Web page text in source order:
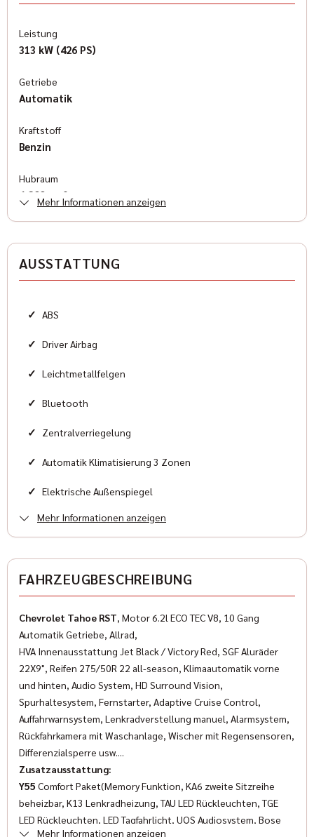
Leistung
313 kW (426 PS)
Getriebe
Automatik
Kraftstoff
Benzin
Hubraum
6.200 cm³
Allradantrieb
Geländewagen
Kilometerstand
Neu
Farbe
Farbe (Hersteller)
AUSSTATTUNG
Anzahl der Türen
4/5
Anzahl Sitzplätze
Innenfarbe
Schwarz
Innenausstattung
Mehr Informationen anzeigen
AUSSTATTUNG
✓ ABS
✓ Driver Airbag
✓ Leichtmetallfelgen
✓ Bluetooth
✓ Zentralverriegelung
✓ Automatik Klimatisierung 3 Zonen
✓ Elektrische Außenspiegel
✓ Elektrische Fensterheber
✓ Wegfahrsperre
✓ LED-Scheinwerfer
✓ Servolenkung
Traktionskontrolle
✓ Lederlenkrad
✓ Reifendruckkontrolle
✓ Getönte Scheiben
✓ Navigationssystem
Mehr Informationen anzeigen
FAHRZEUGBESCHREIBUNG
Chevrolet Tahoe RST, Motor 6.2l ECO TEC V8, 10 Gang
Automatik Getriebe, Allrad,
HVA Innenausstattung Jet Black / Victory Red, SGF Aluräder
22X9", Reifen 275/50R 22 all-season, Klimaautomatik vorne
und hinten, Audio System, HD Surround Vision,
Spurhaltesystem, Fernstarter, Adaptive Cruise Control,
Auffahrwarnsystem, Lenkradverstellung manuel, Alarmsystem,
Rückfahrkamera mit Waschanlage, Wischer mit Regensensoren,
Differenzialsperre usw....
Zusatzausstattung:
Y55 Comfort Paket(Memory Funktion, KA6 zweite Sitzreihe
beheizbar, K13 Lenkradheizung, TAU LED Rückleuchten, TGE
LED Rückleuchten, LED Tagfahrlicht, UQS Audiosystem, Bose
Mehr Informationen anzeigen